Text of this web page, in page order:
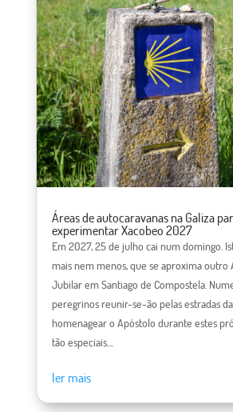
Áreas de autocaravanas na Galiza
experimentar Xacobeo 2027
Em 2027, 25 de julho cai num domingo.
mais nem menos, que se aproxima outro
Jubilar em Santiago de Compostela.
peregrinos reunir-se-ão pelas estradas
homenagear o Apóstolo durante estes
tão especiais....
ler mais